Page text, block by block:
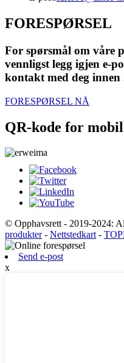
FORESPØRSEL
For spørsmål om våre
vennligst legg igjen e-
kontakt med deg innen
FORESPØRSEL NÅ
QR-kode for
© Opphavsrett - 2019-2024:
produkter- Nettstedkart-
Send e-post
x